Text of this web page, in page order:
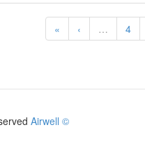
« ‹ … 4
Airwell ©